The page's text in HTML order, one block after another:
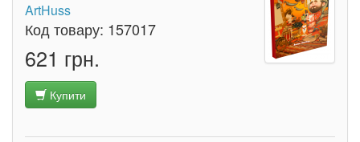
ArtHuss
Код товару: 157017
621 грн.
Купити